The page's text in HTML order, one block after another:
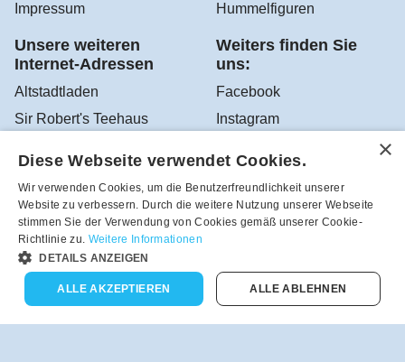
Impressum
Hummelfiguren
Unsere weiteren
Internet-Adressen
Altstadtladen
Sir Robert's Teehaus
Weiters finden Sie
uns:
Facebook
Instagram
Robea - Schönes zum Schenken und Sammeln aus dem
Altstadtladen in Feldbach, Österreich - Tel.-Nr.:
+43(3152)4208
Vertrag widerrufen
Diese Webseite verwendet Cookies.
Wir verwenden Cookies, um die Benutzerfreundlichkeit unserer
Website zu verbessern. Durch die weitere Nutzung unserer Webseite
stimmen Sie der Verwendung von Cookies gemäß unserer Cookie-
Richtlinie zu. Weitere Informationen
DETAILS ANZEIGEN
ALLE AKZEPTIEREN ALLE ABLEHNEN